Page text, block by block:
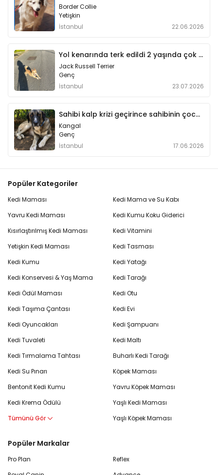
Border Collie
Yetişkin
İstanbul
22.06.2026
Yol kenarında terk edildi 2 yaşında çok enerjik
Jack Russell Terrier
Genç
İstanbul
23.07.2026
Sahibi kalp krizi geçirince sahibinin çocukları bir otelin sahile bıraktı
Kangal
Genç
İstanbul
17.06.2026
Popüler Kategoriler
Kedi Maması
Yavru Kedi Maması
Kısırlaştırılmış Kedi Maması
Yetişkin Kedi Maması
Kedi Kumu
Kedi Konservesi & Yaş Mama
Kedi Ödül Maması
Kedi Taşıma Çantası
Kedi Oyuncakları
Kedi Tuvaleti
Kedi Tırmalama Tahtası
Kedi Su Pınarı
Bentonit Kedi Kumu
Kedi Krema Ödülü
Tümünü Gör
Kedi Mama ve Su Kabı
Kedi Kumu Koku Giderici
Kedi Vitamini
Kedi Tasması
Kedi Yatağı
Kedi Tarağı
Kedi Otu
Kedi Evi
Kedi Şampuanı
Kedi Maltı
Buharlı Kedi Tarağı
Köpek Maması
Yavru Köpek Maması
Yaşlı Kedi Maması
Yaşlı Köpek Maması
Popüler Markalar
Pro Plan
Reflex